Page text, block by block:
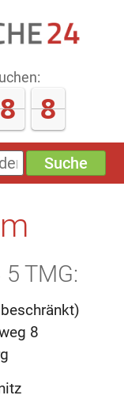
9 6
Suche
TMG:
8